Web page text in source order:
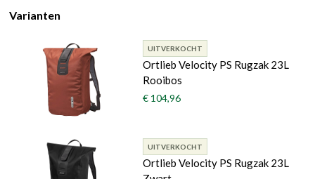
Varianten
UITVERKOCHT
Ortlieb Velocity PS Rugzak 23L
Rooibos
€ 104,96
UITVERKOCHT
Ortlieb Velocity PS Rugzak 23L